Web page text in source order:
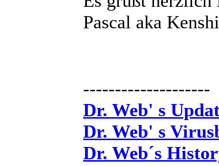
Pascal aka
--------------------
Dr. Web' s
Dr. Web' s
Dr. Web´s